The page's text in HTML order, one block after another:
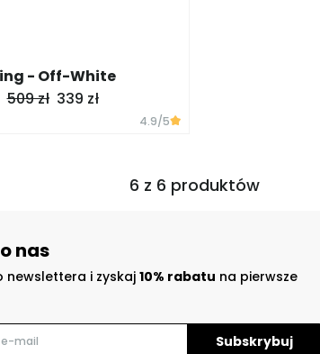
- Off-White
509 zł 339 zł
4.9/5
6 z 6 produktów
nas
newslettera i zyskaj 10% rabatu na pierwsze